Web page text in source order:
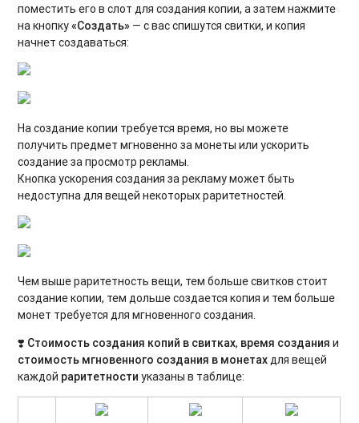
поместить его в слот для создания копии, а затем нажмите
на кнопку«Создать» — с вас спишутся свитки, и копия
начнет создаваться:
На создание копии требуется время, но вы можете
получить предмет мгновенно за монеты или ускорить
создание за просмотр рекламы.
Кнопка ускорения создания за рекламу может быть
недоступна для вещей некоторых раритетностей.
Чем выше раритетность вещи, тем больше свитков стоит
создание копии, тем дольше создается копия и тем больше
монет требуется для мгновенного создания.
❣️ Стоимость создания копий в свитках, время создания и
стоимость мгновенного создания в монетахдля вещей
каждой раритетности указаны в таблице: